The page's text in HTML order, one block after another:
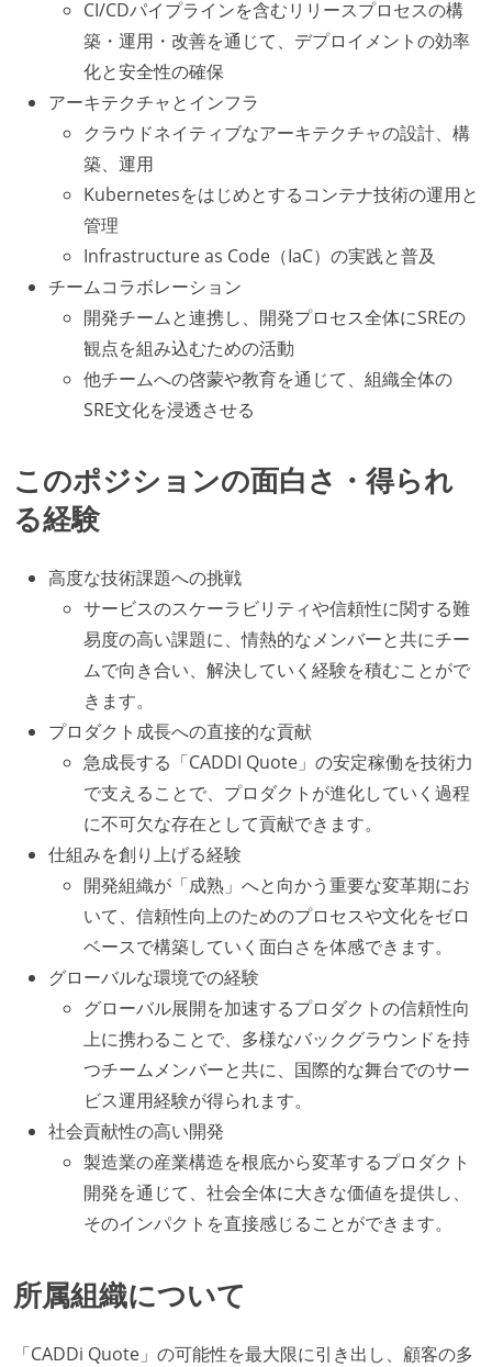
CI/CDパイプラインを含むリリースプロセスの構
築・運用・改善を通じて、デプロイメントの効率
化と安全性の確保
アーキテクチャとインフラ
クラウドネイティブなアーキテクチャの設計、構
築、運用
Kubernetesをはじめとするコンテナ技術の運用と
管理
Infrastructure as Code（IaC）の実践と普及
チームコラボレーション
開発チームと連携し、開発プロセス全体にSREの
観点を組み込むための活動
他チームへの啓蒙や教育を通じて、組織全体の
SRE文化を浸透させる
このポジションの面白さ・得られ
る経験
高度な技術課題への挑戦
サービスのスケーラビリティや信頼性に関する難
易度の高い課題に、情熱的なメンバーと共にチー
ムで向き合い、解決していく経験を積むことがで
きます。
プロダクト成長への直接的な貢献
急成長する「CADDI Quote」の安定稼働を技術力
で支えることで、プロダクトが進化していく過程
に不可欠な存在として貢献できます。
仕組みを創り上げる経験
開発組織が「成熟」へと向かう重要な変革期にお
いて、信頼性向上のためのプロセスや文化をゼロ
ベースで構築していく面白さを体感できます。
グローバルな環境での経験
グローバル展開を加速するプロダクトの信頼性向
上に携わることで、多様なバックグラウンドを持
つチームメンバーと共に、国際的な舞台でのサー
ビス運用経験が得られます。
社会貢献性の高い開発
製造業の産業構造を根底から変革するプロダクト
開発を通じて、社会全体に大きな価値を提供し、
そのインパクトを直接感じることができます。
所属組織について
「CADDi Quote」の可能性を最大限に引き出し、顧客の多